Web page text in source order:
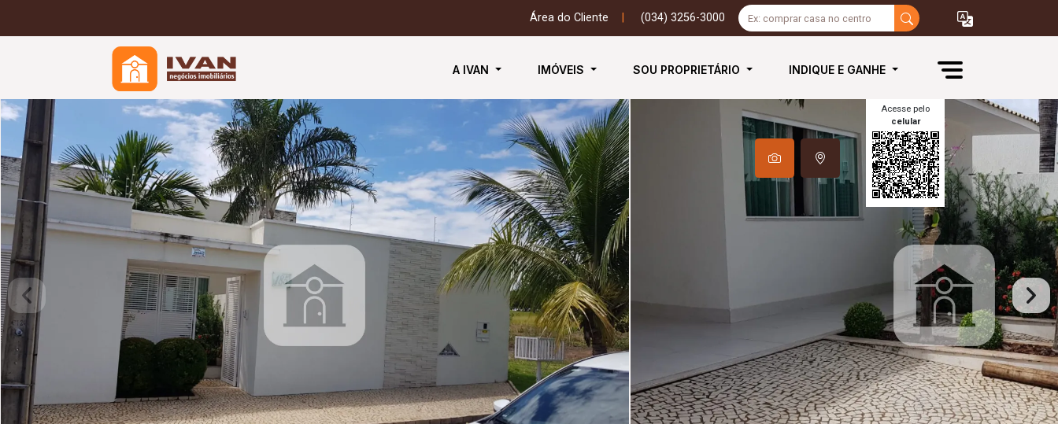
Área do Cliente (034) 3256-3000
A IVAN IMÓVEIS SOU PROPRIETÁRIO INDIQUE E GANHE
Acesse pelo
celular